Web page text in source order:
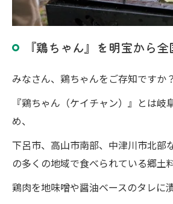
『鶏ちゃん』を明宝から全
みなさん、鶏ちゃんをご存知ですか？
『鶏ちゃん（ケイチャン）』とは岐
め、
下呂市、高山市南部、中津川市北部
の多くの地域で食べられている郷土
鶏肉を地味噌や醤油ベースのタレに